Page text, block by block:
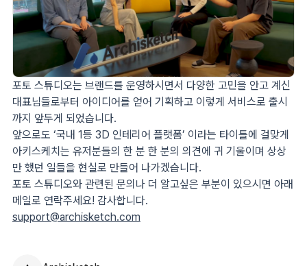
포토 스튜디오는 브랜드를 운영하시면서 다양한 고민을 안고 계신
대표님들로부터 아이디어를 얻어 기획하고 이렇게 서비스로 출시
까지 앞두게 되었습니다.
앞으로도 ‘국내 1등 3D 인테리어 플랫폼’ 이라는 타이틀에 걸맞게
아키스케치는 유저분들의 한 분 한 분의 의견에 귀 기울이며 상상
만 했던 일들을 현실로 만들어 나가겠습니다.
포토 스튜디오와 관련된 문의나 더 알고싶은 부분이 있으시면 아래
메일로 연락주세요! 감사합니다.
support@archisketch.com